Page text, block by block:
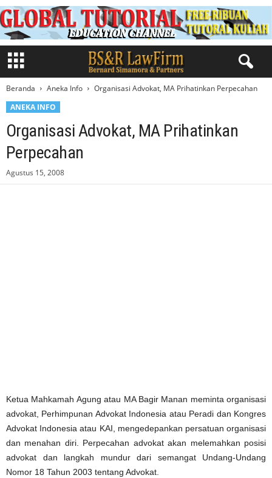
Beranda Aneka Info
Organisasi Advokat, MA Prihatinkan Perpecahan
ANEKA INFO
Organisasi Advokat, MA Prihatinkan
Perpecahan
Agustus 15, 2008
Ketua Mahkamah Agung atau MA Bagir Manan meminta organisasi
advokat, Perhimpunan Advokat Indonesia atau Peradi dan Kongres
Advokat Indonesia atau KAI, mengedepankan persatuan organisasi
dan menahan diri. Perpecahan advokat akan melemahkan posisi
advokat dan langkah mundur dari semangat Undang-Undang
Nomor 18 Tahun 2003 tentang Advokat.